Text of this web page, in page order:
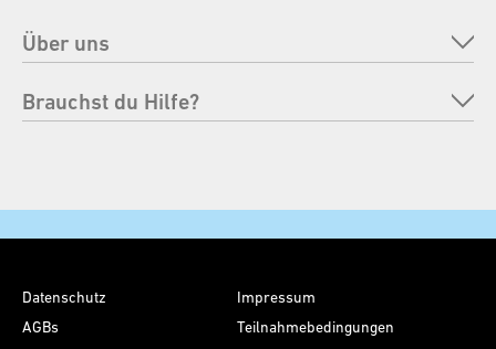
Über uns
Unternehmen
Brauchst du Hilfe?
Zahlungsmöglichkeiten
Pflegehinweise
Datenschutz
Impressum
AGBs
Teilnahmebedingungen